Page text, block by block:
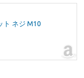
ト ネジ M10